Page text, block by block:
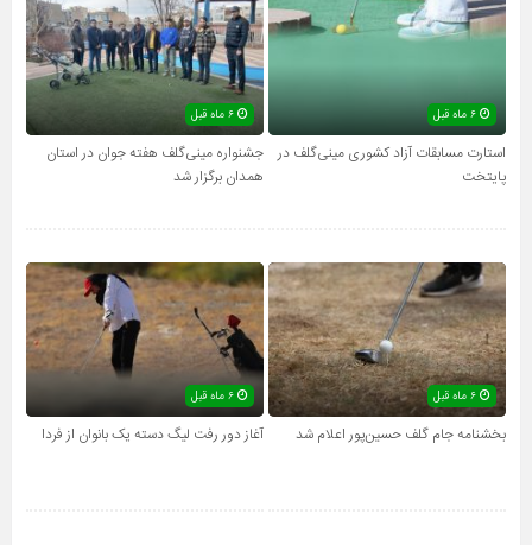
۶ ماه قبل
استارت مسابقات آزاد کشوری مینی‌گلف در
پایتخت
جشنواره مینی‌گلف هفته جوان در استان
همدان برگزار شد
۶ ماه قبل
بخشنامه جام گلف حسین‌پور اعلام شد آغاز دور رفت لیگ دسته یک بانوان از فردا